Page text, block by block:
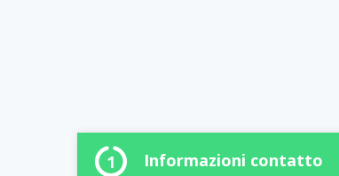
1 Informazioni contatto